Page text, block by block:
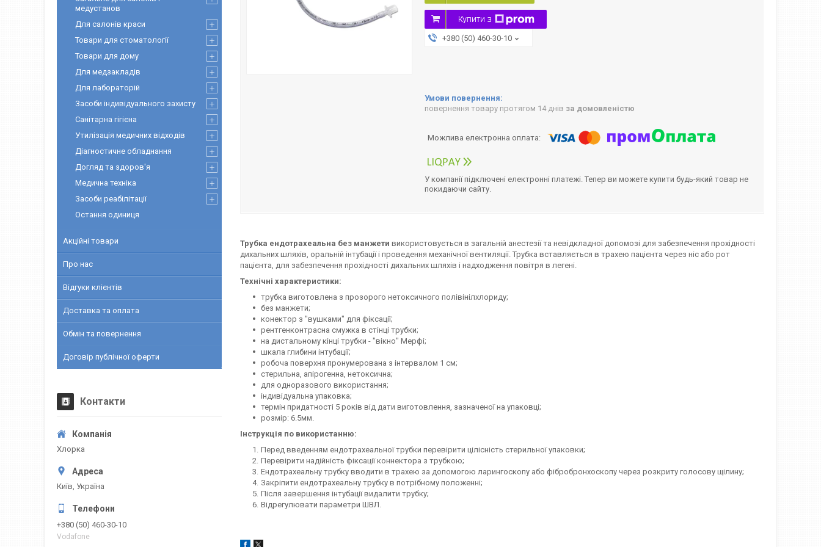
Купити з
+380 (50) 460-30-10
повернення товару протягом 14 днів за домовленістю
У компанії підключені електронні платежі. Тепер ви можете купити будь-який товар не
покидаючи сайту.
Трубка ендотрахеальна без манжети використовується в загальній анестезії та невідкладної допомозі для забезпечення прохідності
дихальних шляхів, оральній інтубації і проведення механічної вентиляції. Трубка вставляється в трахею пацієнта через ніс або рот
пацієнта, для забезпечення прохідності дихальних шляхів і надходження повітря в легені.
Технічні характеристики:
трубка виготовлена з прозорого нетоксичного полівінілхлориду;
без манжети;
конектор з "вушками" для фіксації;
рентгенконтрасна смужка в стінці трубки;
на дистальному кінці трубки - "вікно" Мерфі;
шкала глибини інтубації;
робоча поверхня пронумерована з інтервалом 1 см;
стерильна, апірогенна, нетоксична;
для одноразового використання;
індивідуальна упаковка;
термін придатності 5 років від дати виготовлення, зазначеної на упаковці;
розмір: 6.5мм.
Інструкція по використанню:
Перед введенням ендотрахеальної трубки перевірити цілісність стерильної упаковки;
Перевірити надійність фіксації коннектора з трубкою;
Ендотрахеальну трубку вводити в трахею за допомогою ларингоскопу або фібробронхоскопу через розкриту голосову щілину;
Закріпити ендотрахеальну трубку в потрібному положенні;
Після завершення інтубації видалити трубку;
Відрегулювати параметри ШВЛ.
медустанов
Для салонів краси
Товари для стоматології
Товари для дому
Для медзакладів
Для лабораторій
Засоби індивідуального захисту
Санітарна гігієна
Утилізація медичних відходів
Діагностичне обладнання
Догляд та здоров'я
Медична техніка
Засоби реабілітації
Остання одиниця
Акційні товари
Про нас
Відгуки клієнтів
Доставка та оплата
Обмін та повернення
Договір публічної оферти
Контакти
Хлорка
Київ, Україна
+380 (50) 460-30-10
Vodafone